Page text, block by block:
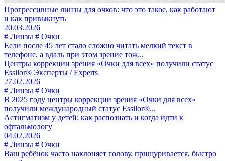
Прогрессивные линзы для очков: что это такое, как работают
и как привыкнуть
20.03.2026
# Линзы # Очки
Если после 45 лет стало сложно читать мелкий текст в
телефоне, а вдаль при этом зрение тож...
Центры коррекции зрения «Очки для всех» получили статус
Essilor® Эксперты / Experts
27.02.2026
# Линзы # Очки
В 2025 году центры коррекции зрения «Очки для всех»
получили международный статус Essilor®...
Астигматизм у детей: как распознать и когда идти к
офтальмологу
04.02.2026
# Линзы # Очки
Ваш ребёнок часто наклоняет голову, прищуривается, быстро